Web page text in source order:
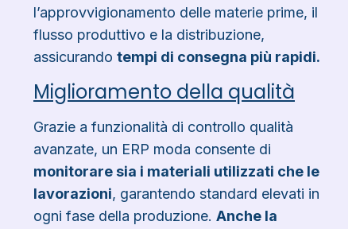
l’approvvigionamento delle materie prime, il
flusso produttivo e la distribuzione,
assicurando tempi di consegna più rapidi.
Miglioramento della qualità
Grazie a funzionalità di controllo qualità
avanzate, un ERP moda consente di
monitorare sia i materiali utilizzati che le
lavorazioni, garantendo standard elevati in
ogni fase della produzione. Anche la